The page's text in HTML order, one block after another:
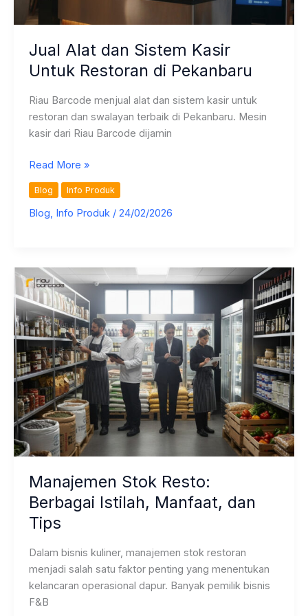
Jual Alat dan Sistem Kasir
Untuk Restoran di Pekanbaru
Riau Barcode menjual alat dan sistem kasir untuk
restoran dan swalayan terbaik di Pekanbaru. Mesin
kasir dari Riau Barcode dijamin
Jual
Alat
dan
Sistem
di
Pekanbaru
Read More »
Blog Info Produk
Blog, Info Produk/ 24/02/2026
Manajemen Stok Resto:
Berbagai Istilah, Manfaat, dan
Tips
Dalam bisnis kuliner, manajemen stok restoran
menjadi salah satu faktor penting yang menentukan
kelancaran operasional dapur. Banyak pemilik bisnis
F&B